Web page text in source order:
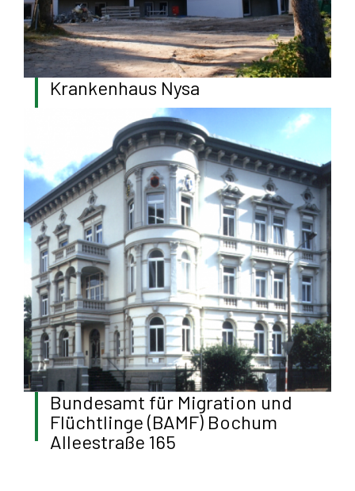
Krankenhaus Nysa
Bundesamt für Migration und
Flüchtlinge (BAMF) Bochum
Alleestraße 165